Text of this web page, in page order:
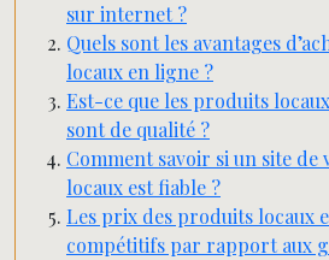
sur internet ?
Quels sont les avantages
locaux en ligne ?
Est-ce que les produits
sont de qualité ?
Comment savoir si un site
locaux est fiable ?
Les prix des produits locaux
compétitifs par rapport aux